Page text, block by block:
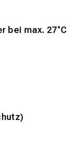
bei max. 27°C